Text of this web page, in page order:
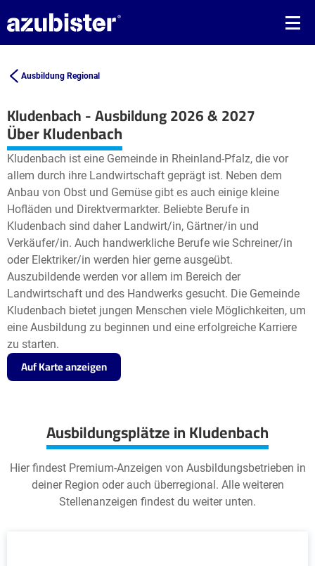
Ausbildung Regional
Kludenbach - Ausbildung 2026 & 2027
+
−
Leaflet| © OpenStreetMap2
Über Kludenbach
Kludenbach ist eine Gemeinde in Rheinland-Pfalz, die vor
allem durch ihre Landwirtschaft geprägt ist. Neben dem
Anbau von Obst und Gemüse gibt es auch einige kleine
Hofläden und Direktvermarkter. Beliebte Berufe in
Kludenbach sind daher Landwirt/in, Gärtner/in und
Verkäufer/in. Auch handwerkliche Berufe wie Schreiner/in
oder Elektriker/in werden hier gerne ausgeübt.
Auszubildende werden vor allem im Bereich der
Landwirtschaft und des Handwerks gesucht. Die Gemeinde
Kludenbach bietet jungen Menschen viele Möglichkeiten, um
eine Ausbildung zu beginnen und eine erfolgreiche Karriere
zu starten.
Auf Karte anzeigen
Ausbildungsplätze in Kludenbach
Hier findest Premium-Anzeigen von Ausbildungsbetrieben in
deiner Region oder auch überregional. Alle weiteren
Stellenanzeigen findest du weiter unten.